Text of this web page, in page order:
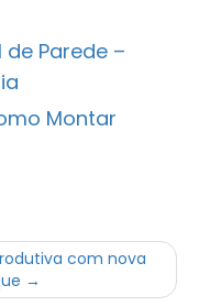
Parede –
Montar
com nova
→